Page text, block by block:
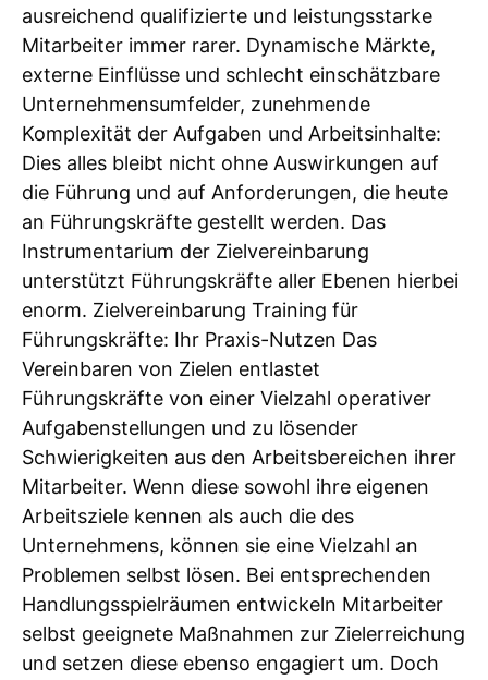
ausreichend qualifizierte und leistungsstarke
Mitarbeiter immer rarer. Dynamische Märkte,
externe Einflüsse und schlecht einschätzbare
Unternehmensumfelder, zunehmende
Komplexität der Aufgaben und Arbeitsinhalte:
Dies alles bleibt nicht ohne Auswirkungen auf
die Führung und auf Anforderungen, die heute
an Führungskräfte gestellt werden. Das
Instrumentarium der Zielvereinbarung
unterstützt Führungskräfte aller Ebenen hierbei
enorm. Zielvereinbarung Training für
Führungskräfte: Ihr Praxis-Nutzen Das
Vereinbaren von Zielen entlastet
Führungskräfte von einer Vielzahl operativer
Aufgabenstellungen und zu lösender
Schwierigkeiten aus den Arbeitsbereichen ihrer
Mitarbeiter. Wenn diese sowohl ihre eigenen
Arbeitsziele kennen als auch die des
Unternehmens, können sie eine Vielzahl an
Problemen selbst lösen. Bei entsprechenden
Handlungsspielräumen entwickeln Mitarbeiter
selbst geeignete Maßnahmen zur Zielerreichung
und setzen diese ebenso engagiert um. Doch